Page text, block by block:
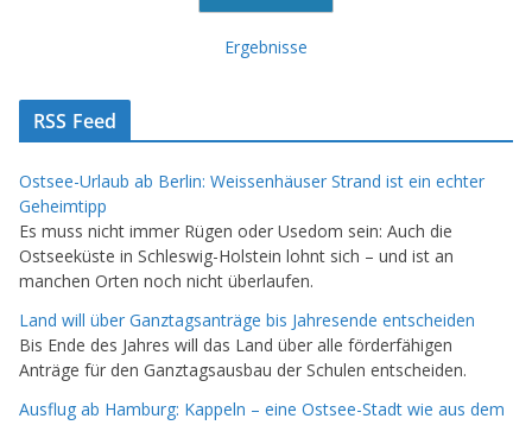
Ergebnisse
RSS Feed
Ostsee-Urlaub ab Berlin: Weissenhäuser Strand ist ein echter
Geheimtipp
Es muss nicht immer Rügen oder Usedom sein: Auch die
Ostseeküste in Schleswig-Holstein lohnt sich – und ist an
manchen Orten noch nicht überlaufen.
Land will über Ganztagsanträge bis Jahresende entscheiden
Bis Ende des Jahres will das Land über alle förderfähigen
Anträge für den Ganztagsausbau der Schulen entscheiden.
Ausflug ab Hamburg: Kappeln – eine Ostsee-Stadt wie aus dem